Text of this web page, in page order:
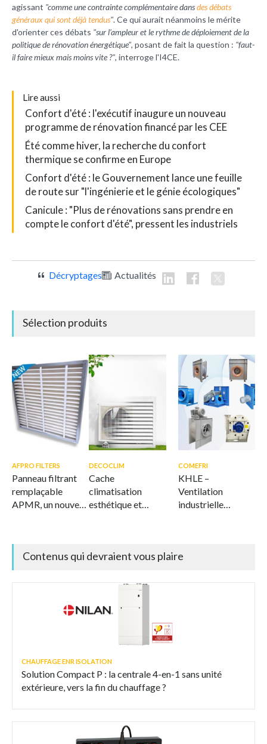
agissant "comme une contrainte complémentaire dansdes débats
généraux qui sont déjà tendus". Ce qui aurait néanmoins le mérite
d'orienter ces débats "sur l’ampleur et le rythme de déploiement de la
politique de rénovation énergétique", posant de fait la question : "faut-
il faire mieux mais moins vite ?", interroge l'I4CE.
L ire aussi
Confort d'été : l'exécutif inaugure un nouveau
programme de rénovation financé par les CEE
Été comme hiver, la recherche du confort
thermique se confirme en Europe
Confort d'été : le Gouvernement lance une feuille
de route sur "l'ingénierie et le génie écologiques"
Canicule : "Plus de rénovations sans prendre en
compte le confort d'été", pressent les industriels
Décryptages Actualités
Sélection produits
AFPRO FILTERS
Panneau filtrant
remplaçable
APMR, un nouveau
filtration durable
de l'air
DECOCLIM
Cache
climatisation
esthétique et
COMEFRI
KHLE –
Ventilation
industrielle
Contenus qui devraient vous plaire
CHAUFFAGE ENR ISOLATION
Solution Compact P : la centrale 4-en-1 sans unité
extérieure, vers la fin du chauffage ?